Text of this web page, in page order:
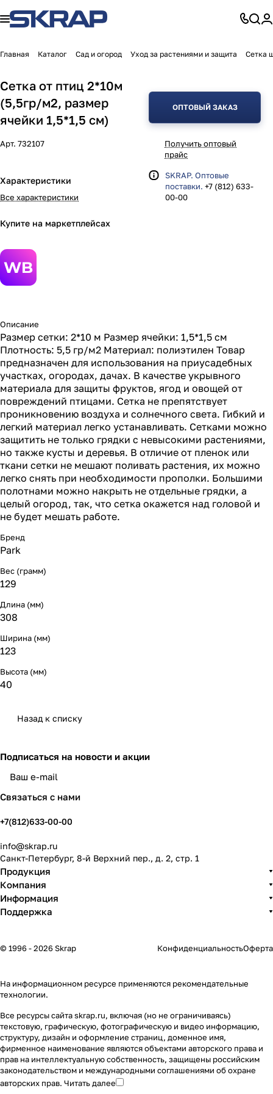
Главная Каталог Сад и огород Уход за растениями и защита Сетка
Сетка от птиц 2*10м
(5,5гр/м2, размер
ячейки 1,5*1,5 см)
Арт. 732107
Характеристики
Все характеристики
Купите на маркетплейсах
ОПТОВЫЙ ЗАКАЗ
Получить оптовый
прайс
SKRAP. Оптовые
поставки. +7 (812) 633-
00-00
Описание
Размер сетки: 2*10 м Размер ячейки: 1,5*1,5 см
Плотность: 5,5 гр/м2 Материал: полиэтилен Товар
предназначен для использования на приусадебных
участках, огородах, дачах. В качестве укрывного
материала для защиты фруктов, ягод и овощей от
повреждений птицами. Сетка не препятствует
проникновению воздуха и солнечного света. Гибкий и
легкий материал легко устанавливать. Сетками можно
защитить не только грядки с невысокими растениями,
но также кусты и деревья. В отличие от пленок или
ткани сетки не мешают поливать растения, их можно
легко снять при необходимости прополки. Большими
полотнами можно накрыть не отдельные грядки, а
целый огород, так, что сетка окажется над головой и
не будет мешать работе.
Бренд
Park
Вес (грамм)
129
Длина (мм)
308
Ширина (мм)
123
Высота (мм)
40
Назад к списку
Подписаться на новости и акции
Связаться с нами
+7(812)633-00-00
info@skrap.ru
Санкт-Петербург, 8-й Верхний пер., д. 2, стр. 1
Продукция
Компания
Информация
Поддержка
© 1996 - 2026 Skrap КонфиденциальностьОферта
На информационном ресурсе применяются рекомендательные
технологии.
Все ресурсы сайта skrap.ru, включая (но не ограничиваясь)
текстовую, графическую, фотографическую и видео информацию,
структуру, дизайн и оформление страниц, доменное имя,
фирменное наименование являются объектами авторского права и
прав на интеллектуальную собственность, защищены российским
законодательством и международными соглашениями об охране
авторских прав. Читать далее